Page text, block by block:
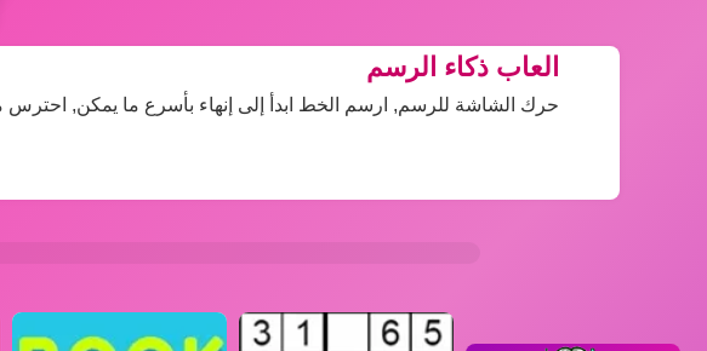
العاب ذكاء الرسم
حرك الشاشة للرسم, ارسم الخط ابدأ إلى إنهاء بأسرع ما يمكن,